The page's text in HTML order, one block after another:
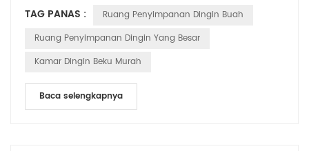
TAG PANAS :
Ruang Penyimpanan Dingin Buah
Ruang Penyimpanan Dingin Yang Besar
Kamar Dingin Beku Murah
Baca selengkapnya